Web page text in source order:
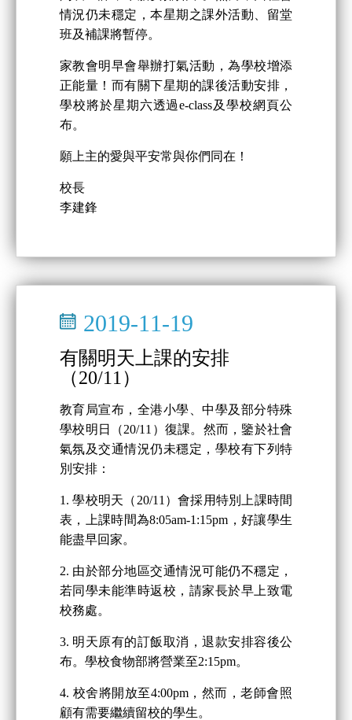
情況仍未穩定，本星期之課外活動、留堂
班及補課將暫停。
家教會明早會舉辦打氣活動，為學校增添
正能量！而有關下星期的課後活動安排，
學校將於星期六透過e-class及學校網頁公
布。
願上主的愛與平安常與你們同在！
校長
李建鋒
2019-11-19
有關明天上課的安排
（20/11）
教育局宣布，全港小學、中學及部分特殊
學校明日（20/11）復課。然而，鑒於社會
氣氛及交通情況仍未穩定，學校有下列特
別安排：
1. 學校明天（20/11）會採用特別上課時間
表，上課時間為8:05am-1:15pm，好讓學生
能盡早回家。
2. 由於部分地區交通情況可能仍不穩定，
若同學未能準時返校，請家長於早上致電
校務處。
3. 明天原有的訂飯取消，退款安排容後公
布。學校食物部將營業至2:15pm。
4. 校舍將開放至4:00pm，然而，老師會照
顧有需要繼續留校的學生。